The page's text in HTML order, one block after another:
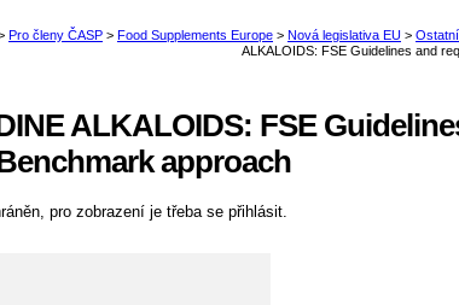
ALKALOIDS: FSE
approach
pro zobrazení je třeba se přihlásit.